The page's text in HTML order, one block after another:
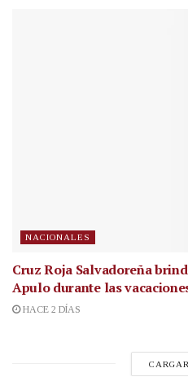
NACIONALES
Cruz Roja Salvadoreña
Apulo durante las
HACE 2 DÍAS